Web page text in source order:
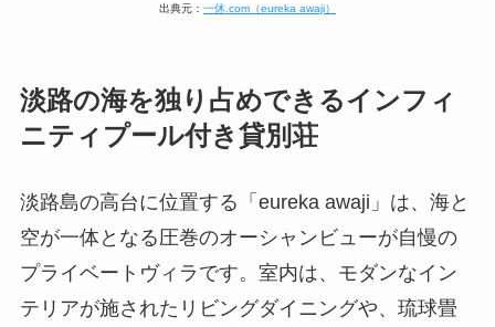
出典元： 一休.com（eureka awaji）
淡路の海を独り占めできるインフィ
ニティプール付き貸別荘
淡路島の高台に位置する「eureka awaji」は、海と
空が一体となる圧巻のオーシャンビューが自慢の
プライベートヴィラです。室内は、モダンなイン
テリアが施されたリビングダイニングや、琉球畳